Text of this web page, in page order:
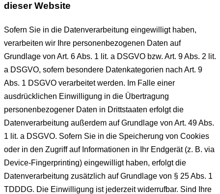
dieser Website
Sofern Sie in die Datenverarbeitung eingewilligt haben,
verarbeiten wir Ihre personenbezogenen Daten auf
Grundlage von Art. 6 Abs. 1 lit. a DSGVO bzw. Art. 9 Abs. 2 lit.
a DSGVO, sofern besondere Datenkategorien nach Art. 9
Abs. 1 DSGVO verarbeitet werden. Im Falle einer
ausdrücklichen Einwilligung in die Übertragung
personenbezogener Daten in Drittstaaten erfolgt die
Datenverarbeitung außerdem auf Grundlage von Art. 49 Abs.
1 lit. a DSGVO. Sofern Sie in die Speicherung von Cookies
oder in den Zugriff auf Informationen in Ihr Endgerät (z. B. via
Device-Fingerprinting) eingewilligt haben, erfolgt die
Datenverarbeitung zusätzlich auf Grundlage von § 25 Abs. 1
TDDDG. Die Einwilligung ist jederzeit widerrufbar. Sind Ihre